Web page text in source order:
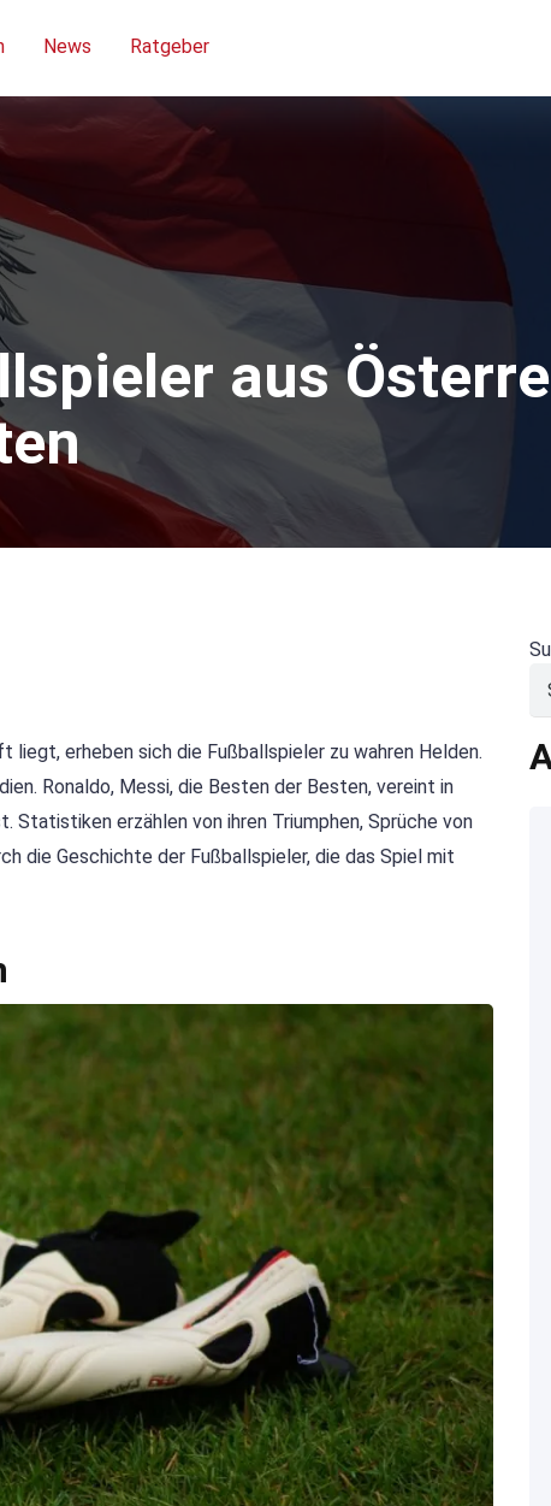
News Ratgeber
aus
erheben sich die Fußballspieler zu wahren Helden.
Ronaldo, Messi, die Besten der Besten, vereint in
Statistiken erzählen von ihren Triumphen, Sprüche von
die Geschichte der Fußballspieler, die das Spiel mit